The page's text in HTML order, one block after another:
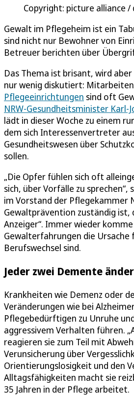
Copyright: picture alliance /
Gewalt im Pflegeheim ist ein
sind nicht nur Bewohner von
Betreuer berichten über
Das Thema ist brisant, wird
nur wenig diskutiert:
Pflegeeinrichtungen sind oft
NRW-Gesundheitsminister Karl-
lädt in dieser Woche zu einem
dem sich Interessenvertreter
Gesundheitswesen über
sollen.
„Die Opfer fühlen sich oft
sich, über Vorfälle zu sprechen“,
im Vorstand der Pflegekammer
Gewaltprävention zuständig ist,
Anzeiger“. Immer wieder komme
Gewalterfahrungen die Ursache
Berufswechsel sind.
Jeder zwei Demente
Krankheiten wie Demenz oder
Veränderungen wie bei
Pflegebedürftigen zu Unruhe
aggressivem Verhalten führen.
reagieren sie zum Teil mit
Verunsicherung über
Orientierungslosigkeit und den
Alltagsfähigkeiten macht sie
35 Jahren in der Pflege arbeitet.